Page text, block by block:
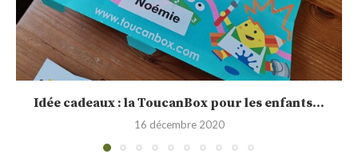
Sélection de calendrier de l’Avent 2020
30 novembre 2020